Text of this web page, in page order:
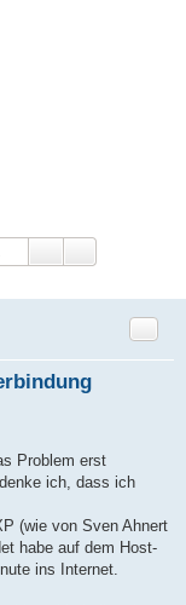
Zitat
Problem erst
ich, dass ich
(wie von Sven Ahnert
habe auf dem Host-
ins Internet.